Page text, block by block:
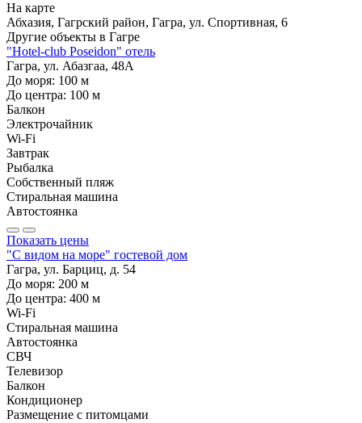
На карте
Абхазия, Гагрский район, Гагра, ул. Спортивная, 6
Другие объекты в Гагре
"Hotel-club Poseidon" отель
Гагра, ул. Абазгаа, 48А
До моря: 100 м
До центра: 100 м
Балкон
Электрочайник
Wi-Fi
Завтрак
Рыбалка
Собственный пляж
Стиральная машина
Автостоянка
Показать цены
"С видом на море" гостевой дом
Гагра, ул. Барциц, д. 54
До моря: 200 м
До центра: 400 м
Wi-Fi
Стиральная машина
Автостоянка
СВЧ
Телевизор
Балкон
Кондиционер
Размещение с питомцами